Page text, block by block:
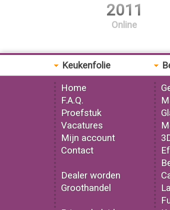
2011
Online
Keukenfolie
Home
F.A.Q.
Proefstuk
Vacatures
Mijn account
Contact
Dealer worden
Groothandel